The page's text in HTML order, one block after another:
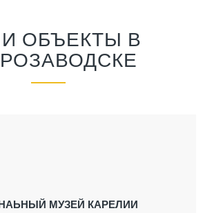
ОБЪЕКТЫ В
МУЗЕЙ КАРЕЛИИ